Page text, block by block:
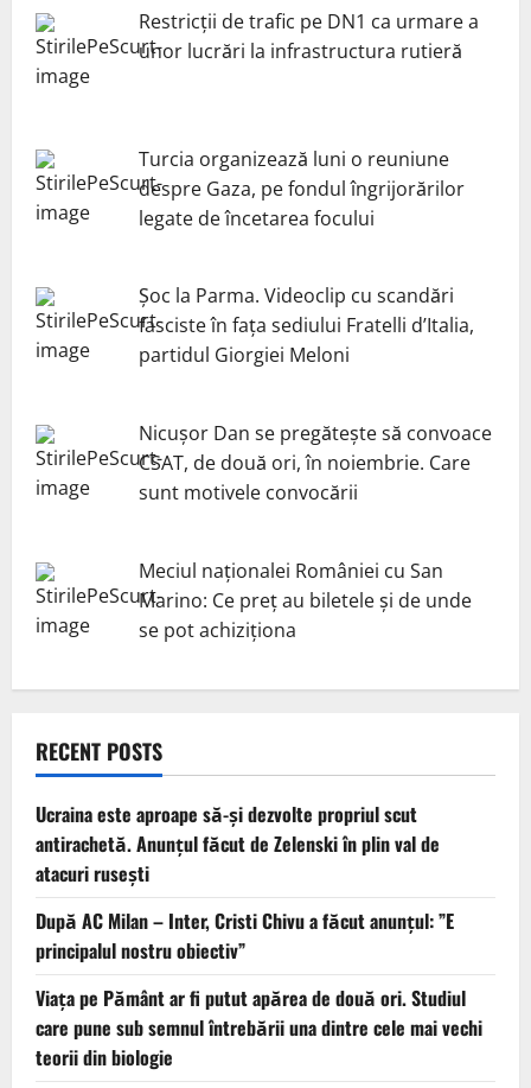
Restricții de trafic pe DN1 ca urmare a
unor lucrări la infrastructura rutieră
Turcia organizează luni o reuniune
despre Gaza, pe fondul îngrijorărilor
legate de încetarea focului
Șoc la Parma. Videoclip cu scandări
fasciste în fața sediului Fratelli d’Italia,
partidul Giorgiei Meloni
Nicuşor Dan se pregăteşte să convoace
CSAT, de două ori, în noiembrie. Care
sunt motivele convocării
Meciul naționalei României cu San
Marino: Ce preț au biletele și de unde
se pot achiziționa
RECENT POSTS
Ucraina este aproape să-și dezvolte propriul scut
antirachetă. Anunțul făcut de Zelenski în plin val de
atacuri rusești
După AC Milan – Inter, Cristi Chivu a făcut anunțul: ”E
principalul nostru obiectiv”
Viața pe Pământ ar fi putut apărea de două ori. Studiul
care pune sub semnul întrebării una dintre cele mai vechi
teorii din biologie